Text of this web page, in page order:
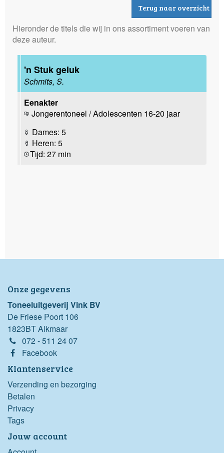
Terug naar overzicht
Hieronder de titels die wij in ons assortiment voeren van
deze auteur.
'n Stuk geluk
Schmits, S.
Eenakter
Jongerentoneel / Adolescenten 16-20 jaar
Dames: 5
Heren: 5
Tijd: 27 min
Onze gegevens
Toneeluitgeverij Vink BV
De Friese Poort 106
1823BT Alkmaar
072 - 511 24 07
Facebook
Klantenservice
Verzending en bezorging
Betalen
Privacy
Tags
Jouw account